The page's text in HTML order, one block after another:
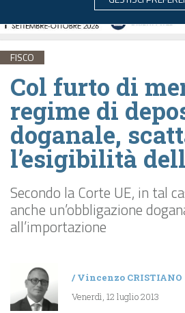
FISCO
Col furto di
regime di
doganale,
l’esigibilità
Secondo la Corte UE, in tal
anche un’obbligazione
all’importazione
/Vincenzo CRISTIANO
Venerdì, 12 luglio 2013